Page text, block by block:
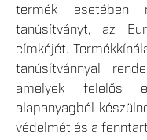
termék
tanúsítványt, az
címkéjét.
tanúsítvánnyal
amelyek felelős
alapanyagból
védelmét és a